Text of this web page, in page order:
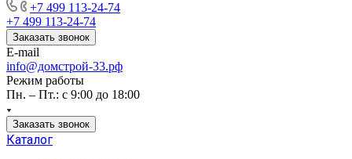
+7 499 113-24-74
+7 499 113-24-74
Заказать звонок
E-mail
info@домстрой-33.рф
Режим работы
Пн. – Пт.: с 9:00 до 18:00
Заказать звонок
Каталог